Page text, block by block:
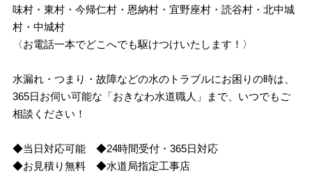
味村・東村・今帰仁村・恩納村・宜野座村・読谷村・北中城
村・中城村
〈お電話一本でどこへでも駆けつけいたします！〉
水漏れ・つまり・故障などの水のトラブルにお困りの時は、
365日お伺い可能な「おきなわ水道職人」まで、いつでもご
相談ください！
◆当日対応可能 ◆24時間受付・365日対応
◆お見積り無料 ◆水道局指定工事店